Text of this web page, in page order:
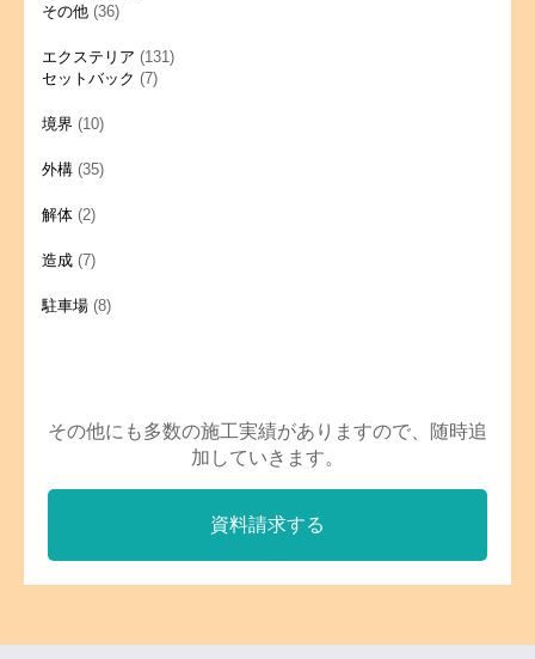
その他 (36)
エクステリア (131)
セットバック (7)
境界 (10)
外構 (35)
解体 (2)
造成 (7)
駐車場 (8)
その他にも多数の施工実績がありますので、随時追
加していきます。
資料請求する